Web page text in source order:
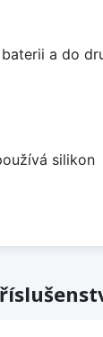
a do
silikon